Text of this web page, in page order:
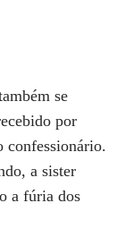
se
por
confessionário.
a sister
a fúria dos